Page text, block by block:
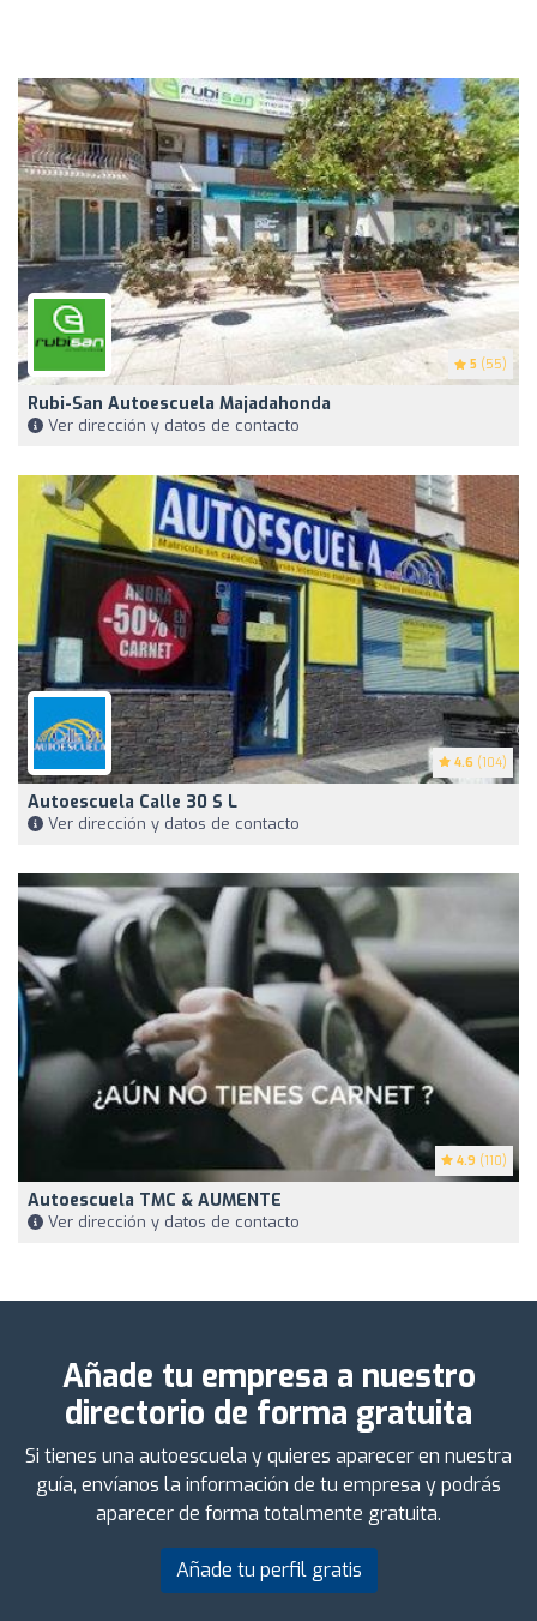
5 (55)
Rubi-San Autoescuela Majadahonda
Ver dirección y datos de contacto
4.6 (104)
Autoescuela Calle 30 S L
Ver dirección y datos de contacto
4.9 (110)
Autoescuela TMC & AUMENTE
Ver dirección y datos de contacto
Añade tu empresa a nuestro
directorio de forma gratuita
Si tienes una autoescuela y quieres aparecer en nuestra
guía, envíanos la información de tu empresa y podrás
aparecer de forma totalmente gratuita.
Añade tu perfil gratis